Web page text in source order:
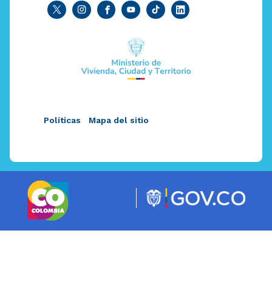
Políticas Mapa del sitio